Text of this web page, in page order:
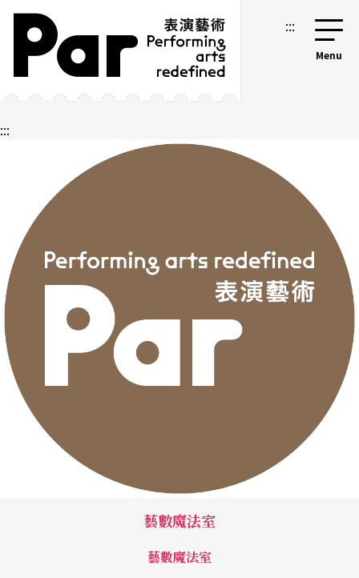
跳到主要內容區塊
網站導覽 :::
:::
藝數魔法室
藝數魔法室